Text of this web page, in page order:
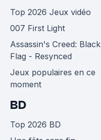
Top 2026 Jeux vidéo
007 First Light
Assassin's Creed: Black
Flag - Resynced
Jeux populaires en ce
moment
BD
Top 2026 BD